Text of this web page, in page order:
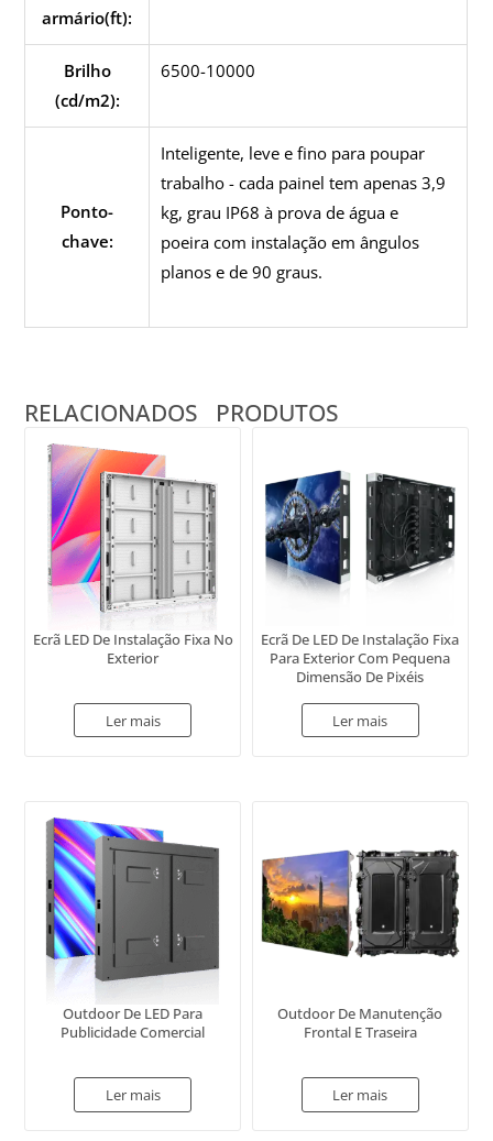
armário(ft):
Brilho
(cd/m2):
6500-10000
Ponto-
chave:
Inteligente, leve e fino para poupar
trabalho - cada painel tem apenas 3,9
kg, grau IP68 à prova de água e
poeira com instalação em ângulos
planos e de 90 graus.
RELACIONADOS PRODUTOS
Ecrã LED De Instalação Fixa No
Exterior
Ler mais
Ecrã De LED De Instalação Fixa
Para Exterior Com Pequena
Dimensão De Pixéis
Ler mais
Outdoor De LED Para
Publicidade Comercial
Ler mais
Outdoor De Manutenção
Frontal E Traseira
Ler mais